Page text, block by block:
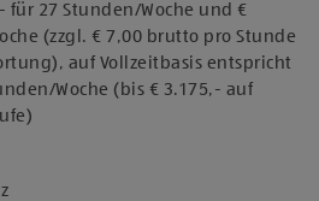
für 27 Stunden/Woche und €
(zzgl. € 7,00 brutto pro Stunde
auf Vollzeitbasis entspricht
Woche (bis € 3.175,- auf